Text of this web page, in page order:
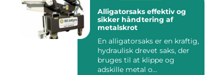
Alligatorsaks effektiv og
sikker håndtering af
metalskrot
En alligatorsaks er en kraftig,
hydraulisk drevet saks, der
bruges til at klippe og
adskille metal o...